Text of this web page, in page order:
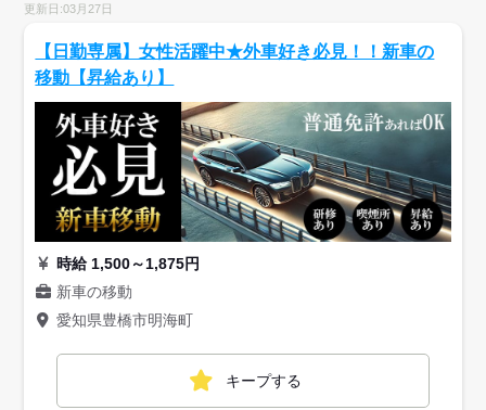
更新日:03月27日
【日勤専属】女性活躍中★外車好き必見！！新車の
移動【昇給あり】
時給 1,500～1,875円
新車の移動
愛知県豊橋市明海町
キープする